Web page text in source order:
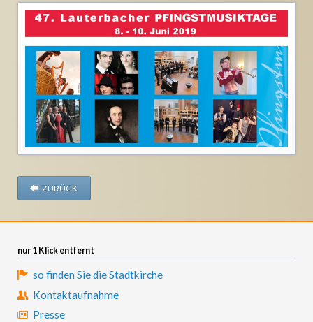
ZURÜCK
nur 1 Klick entfernt
so finden Sie die Stadtkirche
Kontaktaufnahme
Presse